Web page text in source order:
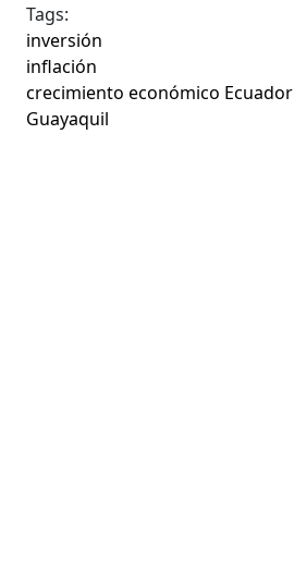
Tags:
inversión
inflación
crecimiento económico Ecuador
Guayaquil